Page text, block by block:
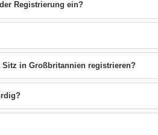
Registrierung ein?
in Großbritannien registrieren?